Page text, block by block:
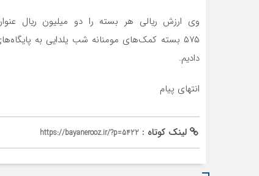
۵۷۵ بسته کمک‌های مومنانه شب یلدایی به
دادیم.
انتهای پیام
لینک کوتاه : https://bayanerooz.ir/?p=5422